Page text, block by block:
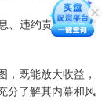
、违约责任等条
既能放大收益，
分了解其内幕和风